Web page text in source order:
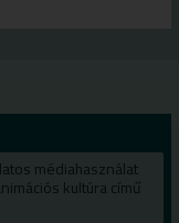
médiahasználat
kultúra című